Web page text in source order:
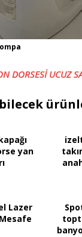
DORSESİ UCUZ
yan
Lazer